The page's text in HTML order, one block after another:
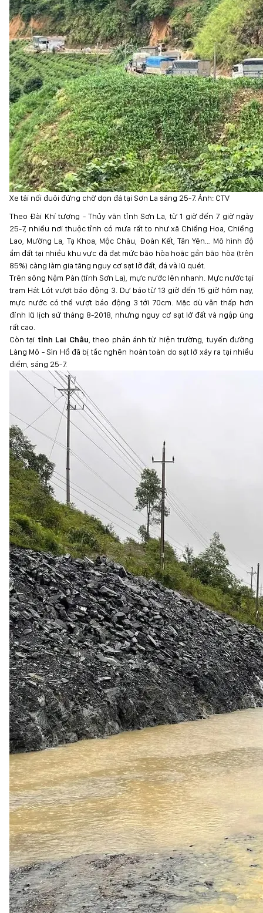
Xe tải nối đuôi đứng chờ dọn đá tại Sơn La sáng 25-7. Ảnh: CTV
Theo Đài Khí tượng - Thủy văn tỉnh Sơn La, từ 1 giờ đến 7 giờ ngày
25-7, nhiều nơi thuộc tỉnh có mưa rất to như xã Chiềng Hoa, Chiềng
Lao, Mường La, Tạ Khoa, Mộc Châu, Đoàn Kết, Tân Yên… Mô hình độ
ẩm đất tại nhiều khu vực đã đạt mức bão hòa hoặc gần bão hòa (trên
85%) càng làm gia tăng nguy cơ sạt lở đất, đá và lũ quét.
Trên sông Nậm Pàn (tỉnh Sơn La), mực nước lên nhanh. Mực nước tại
trạm Hát Lót vượt báo động 3. Dự báo từ 13 giờ đến 15 giờ hôm nay,
mực nước có thể vượt báo động 3 tới 70cm. Mặc dù vẫn thấp hơn
đỉnh lũ lịch sử tháng 8-2018, nhưng nguy cơ sạt lở đất và ngập úng
rất cao.
Còn tại tỉnh Lai Châu , theo phản ánh từ hiện trường, tuyến đường
Làng Mô - Sìn Hồ đã bị tắc nghẽn hoàn toàn do sạt lở xảy ra tại nhiều
điểm, sáng 25-7.